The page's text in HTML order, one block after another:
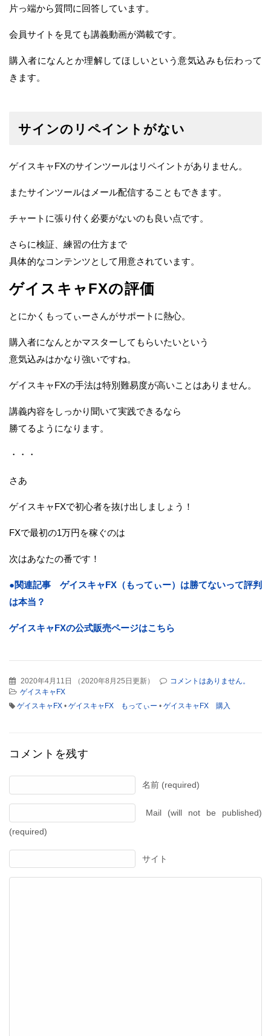
片っ端から質問に回答しています。
会員サイトを見ても講義動画が満載です。
購入者になんとか理解してほしいという意気込みも伝わって
きます。
サインのリペイントがない
ゲイスキャFXのサインツールはリペイントがありません。
またサインツールはメール配信することもできます。
チャートに張り付く必要がないのも良い点です。
さらに検証、練習の仕方まで
具体的なコンテンツとして用意されています。
ゲイスキャFXの評価
とにかくもってぃーさんがサポートに熱心。
購入者になんとかマスターしてもらいたいという
意気込みはかなり強いですね。
ゲイスキャFXの手法は特別難易度が高いことはありません。
講義内容をしっかり聞いて実践できるなら
勝てるようになります。
・・・
さあ
ゲイスキャFXで初心者を抜け出しましょう！
FXで最初の1万円を稼ぐのは
次はあなたの番です！
●関連記事 ゲイスキャFX（もってぃー）は勝てないって評判
は本当？
ゲイスキャFXの公式販売ページはこちら
2020年4月11日 （2020年8月25日更新）
コメントはありません。
ゲイスキャFX
ゲイスキャFX • ゲイスキャFX もってぃー • ゲイスキャFX 購入
コメントを残す
名前 (required)
Mail (will not be published)
(required)
サイト